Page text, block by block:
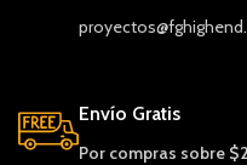
Envío Gratis
Por compras sobre